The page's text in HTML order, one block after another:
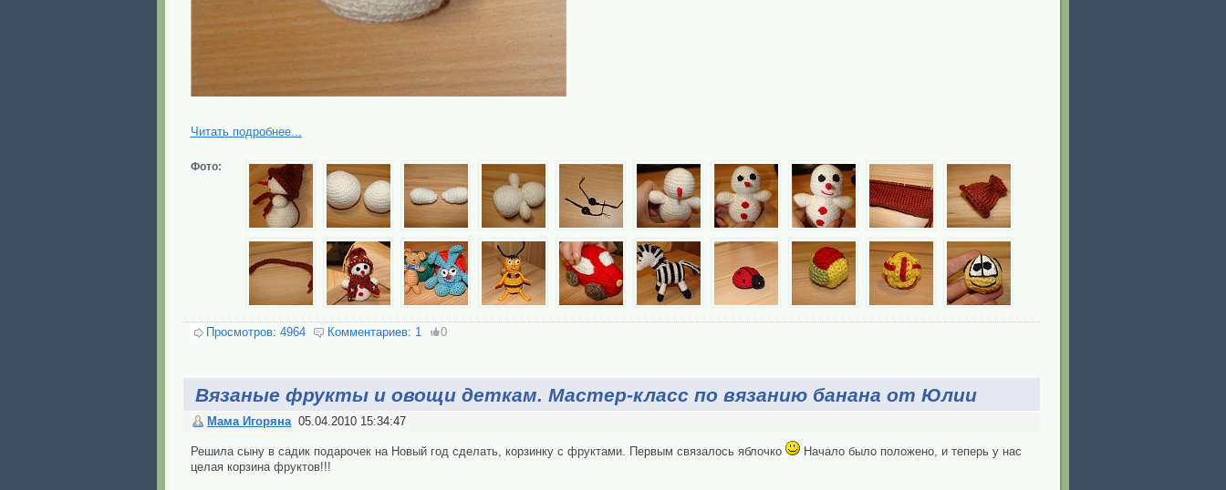
Читать подробнее...
Фото:
Просмотров: 4964 Комментариев: 1 0
Вязаные фрукты и овощи деткам. Мастер-класс по вязанию банана от Юлии
Мама Игоряна 05.04.2010 15:34:47
Решила сыну в садик подарочек на Новый год сделать, корзинку с фруктами. Первым связалось яблочко
Начало было положено, и теперь у нас
целая корзина фруктов!!!